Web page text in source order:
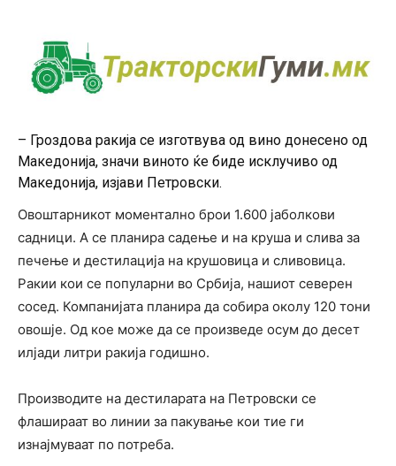
– Гроздова ракија се изготвува од вино донесено од
Македонија, значи виното ќе биде исклучиво од
Македонија, изјави Петровски.
Овоштарникот моментално брои 1.600 јаболкови
садници. А се планира садење и на круша и слива за
печење и дестилација на крушовица и сливовица.
Ракии кои се популарни во Србија, нашиот северен
сосед. Компанијата планира да собира околу 120 тони
овошје. Од кое може да се произведе осум до десет
илјади литри ракија годишно.
Производите на дестиларата на Петровски се
флашираат во линии за пакување кои тие ги
изнајмуваат по потреба.